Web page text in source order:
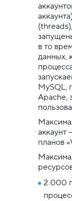
в то
данных,
MySQL,
Apache,
аккаунт
планов
2 000